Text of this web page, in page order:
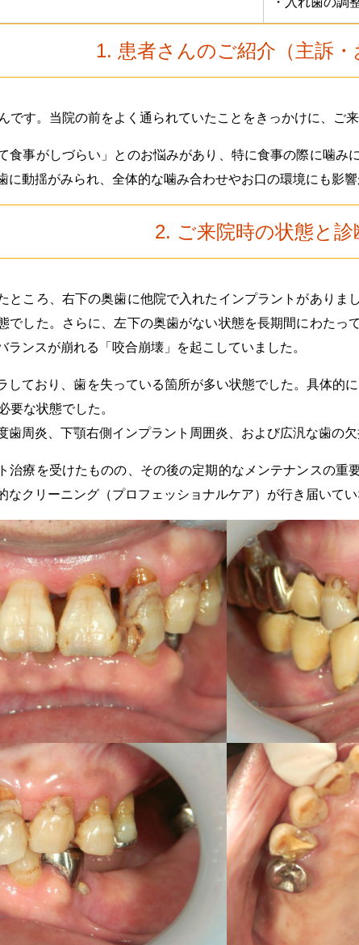
1. 患者さんのご紹介（主訴・
です。当院の前をよく通られていたことをきっかけに、ご来
食事がしづらい」とのお悩みがあり、特に食事の際に噛
に動揺がみられ、全体的な噛み合わせやお口の環境にも影響
2. ご来院時の状態と診
ところ、右下の奥歯に他院で入れたインプラントがありま
でした。さらに、左下の奥歯がない状態を長期間にわたっ
ランスが崩れる「咬合崩壊」を起こしていました。
しており、歯を失っている箇所が多い状態でした。具体的
要な状態でした。
歯周炎、下顎右側インプラント周囲炎、および広汎な歯の欠
治療を受けたものの、その後の定期的なメンテナンスの重
なクリーニング（プロフェッショナルケア）が行き届いて